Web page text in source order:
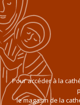
Pour accéder à la
le magasin de la